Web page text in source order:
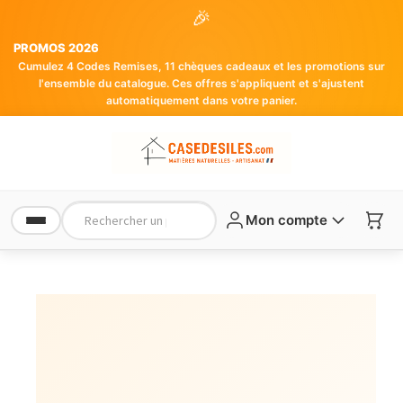
🎉
PROMOS 2026
Cumulez 4 Codes Remises, 11 chèques cadeaux et les promotions sur
l'ensemble du catalogue. Ces offres s'appliquent et s'ajustent
automatiquement dans votre panier.
Mon compte